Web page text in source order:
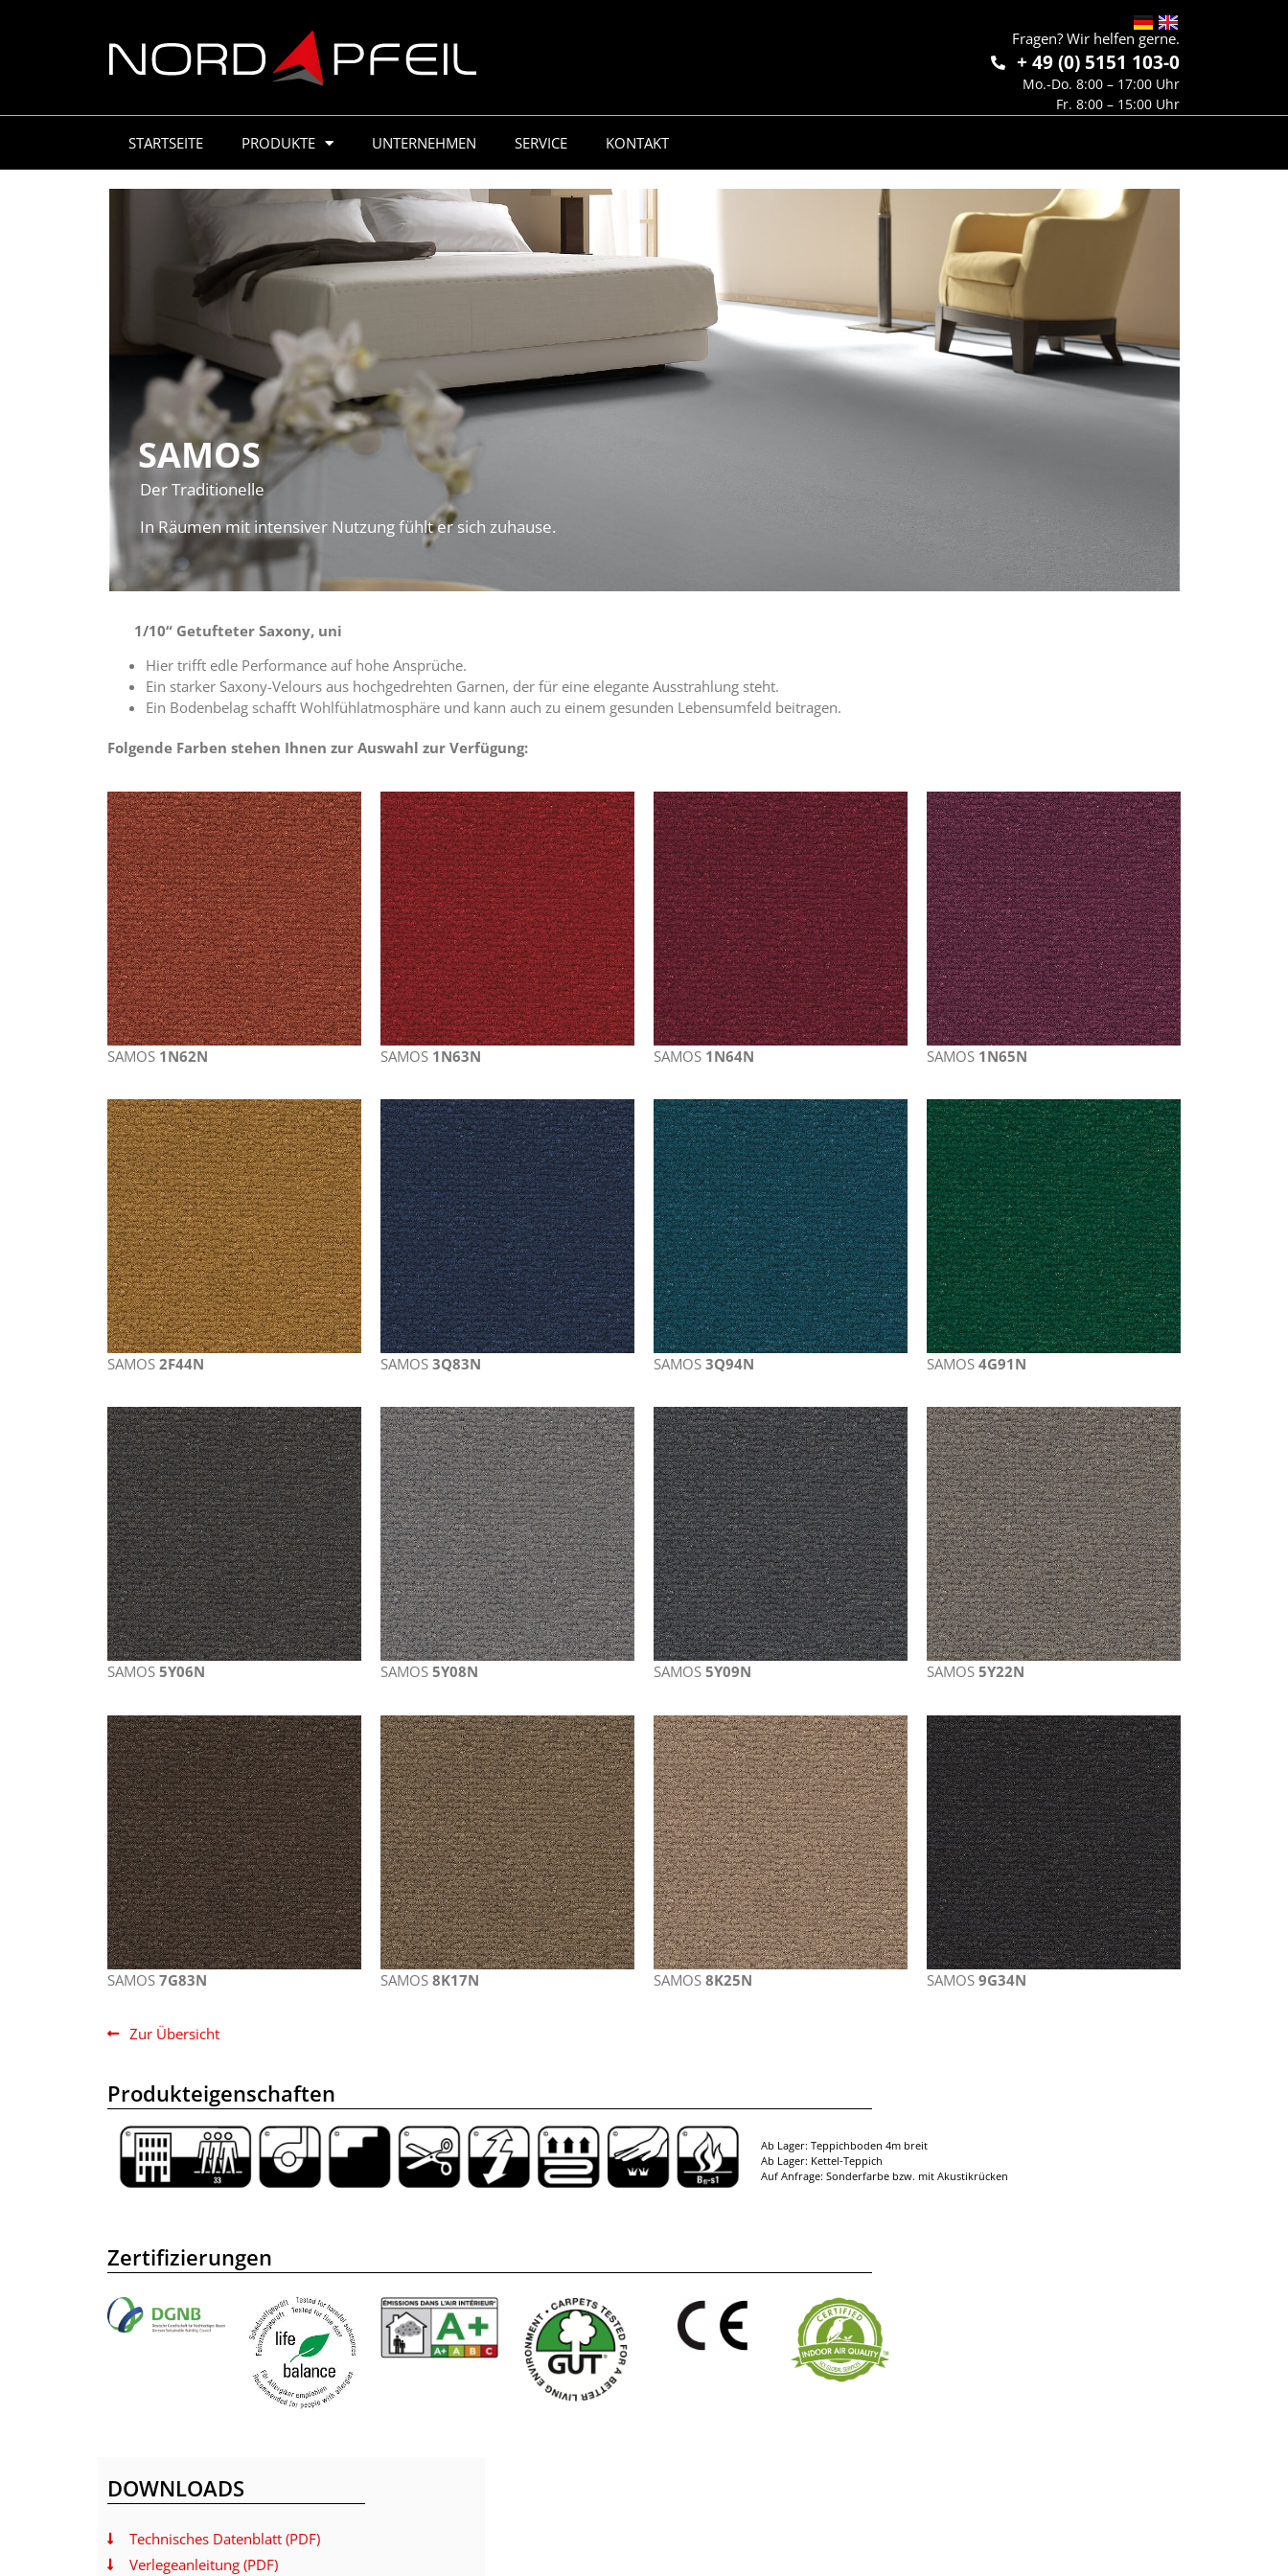
Fragen? Wir helfen gerne.
+ 49 (0) 5151 103-0
Mo.-Do. 8:00 – 17:00 Uhr
Fr. 8:00 – 15:00 Uhr
STARTSEITE PRODUKTE UNTERNEHMEN SERVICE KONTAKT
SAMOS
Der Traditionelle
In Räumen mit intensiver Nutzung fühlt er sich zuhause.
1/10“ Getufteter Saxony, uni
Hier trifft edle Performance auf hohe Ansprüche.
Ein starker Saxony-Velours aus hochgedrehten Garnen, der für eine elegante Ausstrahlung steht.
Ein Bodenbelag schafft Wohlfühlatmosphäre und kann auch zu einem gesunden Lebensumfeld beitragen.
Folgende Farben stehen Ihnen zur Auswahl zur Verfügung:
SAMOS 1N62N SAMOS 1N63N SAMOS 1N64N SAMOS 1N65N
SAMOS 2F44N SAMOS 3Q83N SAMOS 3Q94N SAMOS 4G91N
SAMOS 5Y06N SAMOS 5Y08N SAMOS 5Y09N SAMOS 5Y22N
SAMOS 7G83N SAMOS 8K17N SAMOS 8K25N SAMOS 9G34N
Zur Übersicht
Produkteigenschaften
Ab Lager: Teppichboden 4m breit
Ab Lager: Kettel-Teppich
Auf Anfrage: Sonderfarbe bzw. mit Akustikrücken
Zertifizierungen
DOWNLOADS
Technisches Datenblatt (PDF)
Verlegeanleitung (PDF)